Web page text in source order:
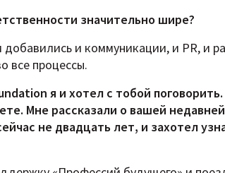
значительно шире?
и коммуникации, и PR, и
все процессы.
я и хотел с тобой
Мне рассказали о вашей
не двадцать лет, и захотел